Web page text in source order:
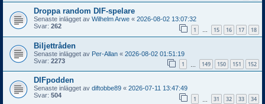
Droppa random DIF-spelare
Senaste inlägget av Wilhelm Arwe « 2026-08-02 13:07:32
Svar: 262 1 … 15 16 17 18
Biljettråden
Senaste inlägget av Per-Allan « 2026-08-02 01:51:19
Svar: 2273 1 149 150 151 152
DIFpodden
Senaste inlägget av diftobbe89 « 2026-07-11 13:47:49
Svar: 504 1 31 32 33 34